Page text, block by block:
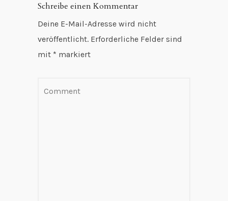
Schreibe einen Kommentar
Deine E-Mail-Adresse wird nicht
veröffentlicht. Erforderliche Felder sind
mit * markiert